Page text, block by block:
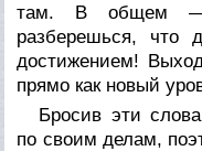
там. В общем
разберешься, что
достижением!
прямо как новый
Бросив эти
по своим делам,